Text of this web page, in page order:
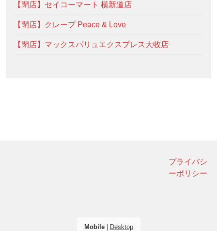
【閉店】セイコーマート 横新道店
【閉店】クレープ Peace & Love
【閉店】マックスバリュエクスプレス大牧店
プライバシ
ーポリシー
Mobile| Desktop